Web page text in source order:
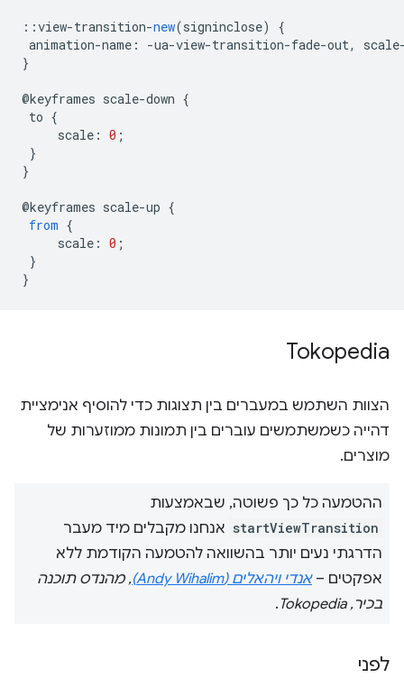
::view-transition-new(signinclose)
{
animation-name : -ua-view-transition-fade-out, scale
}
@keyframes scale-down {
to {
scale : 0 ;
}
}
@keyframes scale-up {
from {
scale : 0 ;
}
}
Tokopedia
הצוות השתמש במעברים בין תצוגות כדי להוסיף אנימציית
דהייה כשמשתמשים עוברים בין תמונות ממוזערות של
מוצרים.
ההטמעה כל כך פשוטה, שבאמצעות
startViewTransition אנחנו מקבלים מיד מעבר
הדרגתי נעים יותר בהשוואה להטמעה הקודמת ללא
אפקטים –אנדי ויהאלים (Andy Wihalim)
, מהנדס תוכנה
בכיר, Tokopedia
.
לפני